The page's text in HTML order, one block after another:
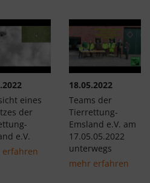
eines
der
e.V.
erfahren
18.05.2022
Teams der
Tierrettung-
Emsland e.V. am
17.05.05.2022
unterwegs
mehr erfahren